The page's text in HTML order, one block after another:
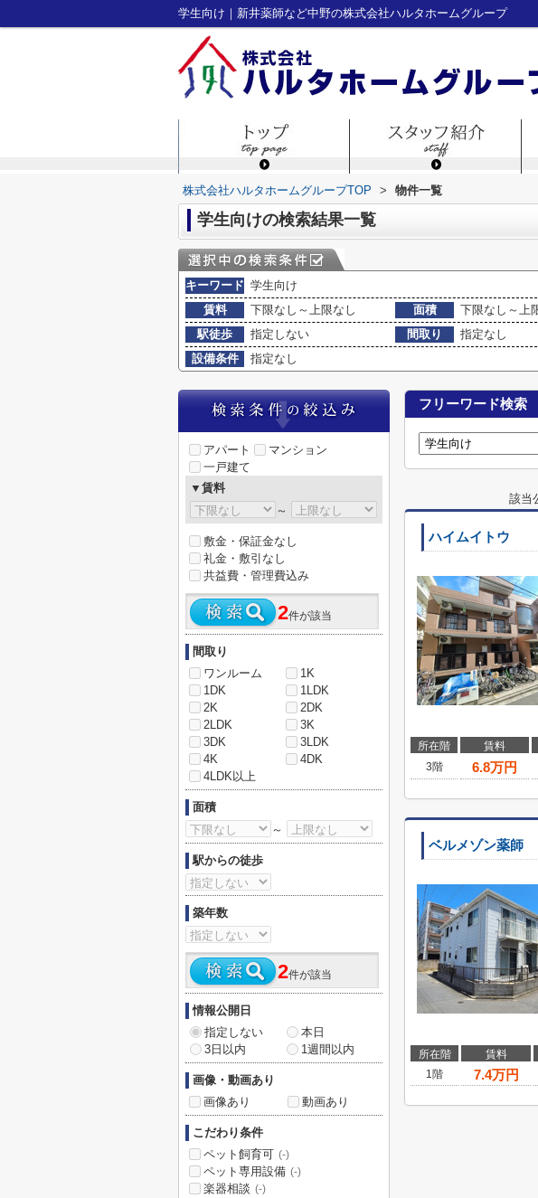
学生向け｜新井薬師など中野の株式会社ハルタホームグループ
株式会社ハルタホームグループTOP > 物件一覧
学生向けの検索結果一覧
キーワード 学生向け
賃料
下限なし～上限なし 面積 下限なし～上
駅徒歩
指定しない 間取り
指定なし
設備条件
指定なし
フリーワード検索
該当
ハイムイトウ
所在階 賃料
3階
6.8万円
ベルメゾン薬師
所在階 賃料
1階
7.4万円
アパート
マンション
一戸建て
▼賃料
～
敷金・保証金なし
礼金・敷引なし
共益費・管理費込み
2件が該当
間取り
ワンルーム
1K
1DK
1LDK
2K
2DK
2LDK
3K
3DK
3LDK
4K
4DK
4LDK以上
面積
～
駅からの徒歩
築年数
2件が該当
情報公開日
指定しない
本日
3日以内
1週間以内
画像・動画あり
画像あり
動画あり
こだわり条件
ペット飼育可 (-)
ペット専用設備 (-)
楽器相談 (-)